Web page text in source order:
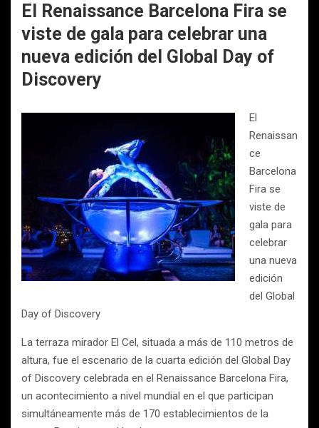
El Renaissance Barcelona Fira se
viste de gala para celebrar una
nueva edición del Global Day of
Discovery
El
Renaissan
ce
Barcelona
Fira se
viste de
gala para
celebrar
una nueva
edición
del Global
Day of Discovery
La terraza mirador El Cel, situada a más de 110 metros de
altura, fue el escenario de la cuarta edición del Global Day
of Discovery celebrada en el Renaissance Barcelona Fira,
un acontecimiento a nivel mundial en el que participan
simultáneamente más de 170 establecimientos de la